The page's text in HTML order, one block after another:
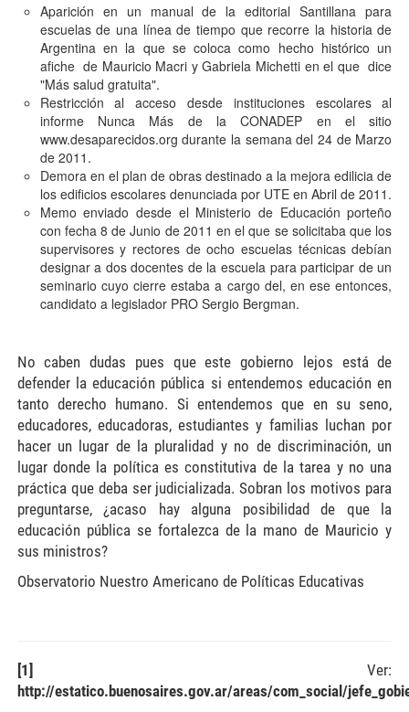
Aparición en un manual de la editorial Santillana para
escuelas de una línea de tiempo que recorre la historia de
Argentina en la que se coloca como hecho histórico un
afiche de Mauricio Macri y Gabriela Michetti en el que dice
"Más salud gratuita".
Restricción al acceso desde instituciones escolares al
informe Nunca Más de la CONADEP en el sitio
www.desaparecidos.org durante la semana del 24 de Marzo
de 2011.
Demora en el plan de obras destinado a la mejora edilicia de
los edificios escolares denunciada por UTE en Abril de 2011.
Memo enviado desde el Ministerio de Educación porteño
con fecha 8 de Junio de 2011 en el que se solicitaba que los
supervisores y rectores de ocho escuelas técnicas debían
designar a dos docentes de la escuela para participar de un
seminario cuyo cierre estaba a cargo del, en ese entonces,
candidato a legislador PRO Sergio Bergman.
No caben dudas pues que este gobierno lejos está de
defender la educación pública si entendemos educación en
tanto derecho humano. Si entendemos que en su seno,
educadores, educadoras, estudiantes y familias luchan por
hacer un lugar de la pluralidad y no de discriminación, un
lugar donde la política es constitutiva de la tarea y no una
práctica que deba ser judicializada. Sobran los motivos para
preguntarse, ¿acaso hay alguna posibilidad de que la
educación pública se fortalezca de la mano de Mauricio y
sus ministros?
Observatorio Nuestro Americano de Políticas Educativas
[1] Ver:
http://estatico.buenosaires.gov.ar/areas/com_social/